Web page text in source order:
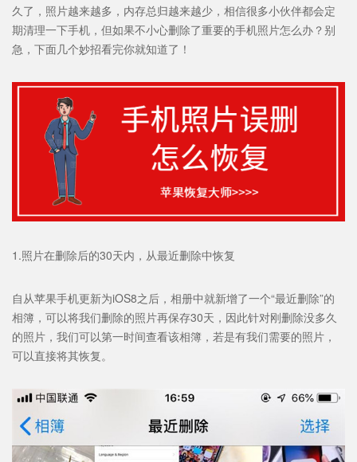
久了，照片越来越多，内存总归越来越少，相信很多小伙伴都会定
期清理一下手机，但如果不小心删除了重要的手机照片怎么办？别
急，下面几个妙招看完你就知道了！
1.照片在删除后的30天内，从最近删除中恢复
自从苹果手机更新为iOS8之后，相册中就新增了一个“最近删除”的
相簿，可以将我们删除的照片再保存30天，因此针对刚删除没多久
的照片，我们可以第一时间查看该相簿，若是有我们需要的照片，
可以直接将其恢复。